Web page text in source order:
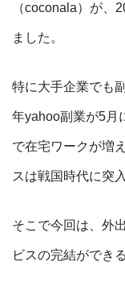
（coconala）が、
ました。
特に大手企業でも
年yahoo副業が5月
で在宅ワークが増
スは戦国時代に突
そこで今回は、外
ビスの完結ができ